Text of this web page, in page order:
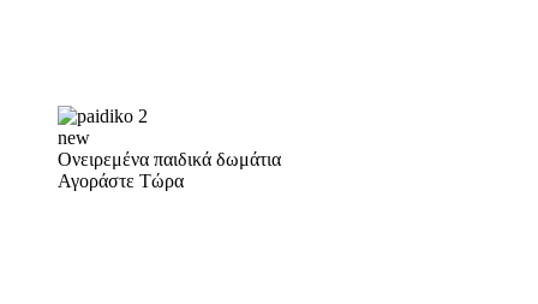
new
Ονειρεμένα παιδικά δωμάτια
Αγοράστε Τώρα